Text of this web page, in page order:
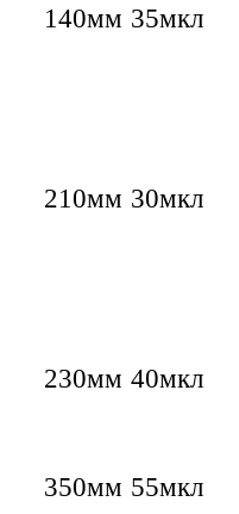
140мм 35мкл
210мм 30мкл
230мм 40мкл
350мм 55мкл